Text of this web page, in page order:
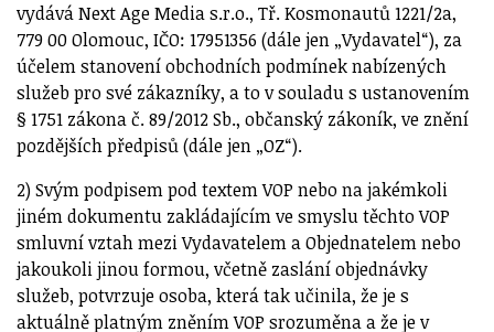
vydává Next Age Media s.r.o., Tř. Kosmonautů 1221/2a,
779 00 Olomouc, IČO: 17951356 (dále jen „Vydavatel“), za
účelem stanovení obchodních podmínek nabízených
služeb pro své zákazníky, a to v souladu s ustanovením
§ 1751 zákona č. 89/2012 Sb., občanský zákoník, ve znění
pozdějších předpisů (dále jen „OZ“).
2) Svým podpisem pod textem VOP nebo na jakémkoli
jiném dokumentu zakládajícím ve smyslu těchto VOP
smluvní vztah mezi Vydavatelem a Objednatelem nebo
jakoukoli jinou formou, včetně zaslání objednávky
služeb, potvrzuje osoba, která tak učinila, že je s
aktuálně platným zněním VOP srozuměna a že je v